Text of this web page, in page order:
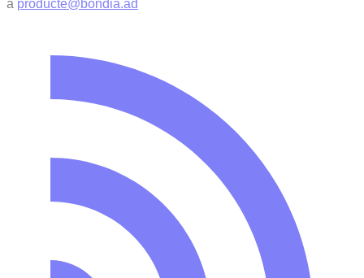
a producte@bondia.ad